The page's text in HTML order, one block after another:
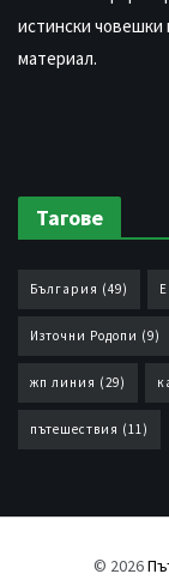
истински човешки
материал.
Тагове
България (49)
Източни Родопи (9)
жп линия (29)
пътешествия (11)
© 2026